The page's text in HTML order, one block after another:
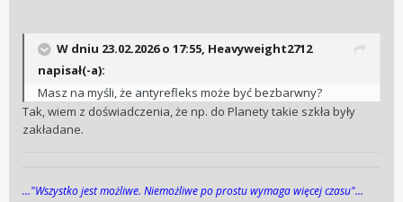
W dniu 23.02.2026 o 17:55, Heavyweight2712
napisał(-a):
Masz na myśli, że antyrefleks może być bezbarwny?
Tak, wiem z doświadczenia, że np. do Planety takie szkła były
zakładane.
..."Wszys­tko jest możli­we. Niemożli­we po pros­tu wy­maga więcej cza­su"...